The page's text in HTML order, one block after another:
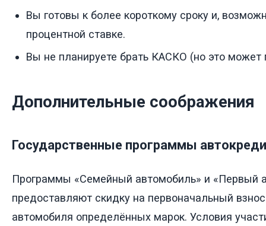
Вы готовы к более короткому сроку и,
процентной ставке.
Вы не планируете брать КАСКО (но это может
Дополнительные соображения
Государственные программы
Программы «Семейный автомобиль» и «Первый
предоставляют скидку на первоначальный
автомобиля определённых марок. Условия